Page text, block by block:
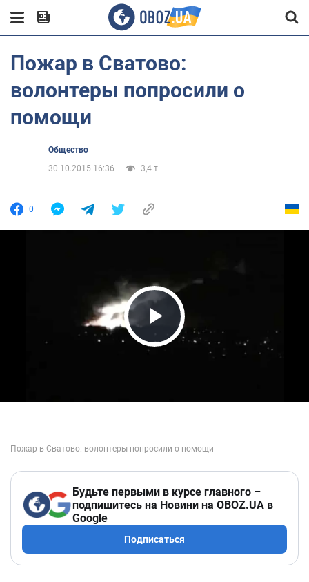
Пожар в Сватово:
волонтеры попросили о
помощи
Общество
30.10.2015 16:36
3,4 т.
0
Play Video
Будьте первыми в курсе главного –
подпишитесь на Новини на OBOZ.UA в
Google
Подписаться